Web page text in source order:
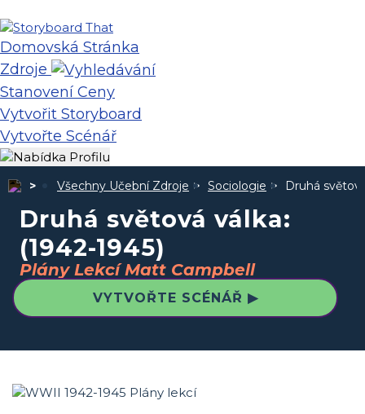
Domovská Stránka
Zdroje
Stanovení Ceny
Vytvořit Storyboard
Vytvořte Scénář
Všechny Učební Zdroje Sociologie Druhá
Druhá světová válka:
(1942-1945)
Plány Lekcí Matt Campbell
VYTVOŘTE SCÉNÁŘ ▶